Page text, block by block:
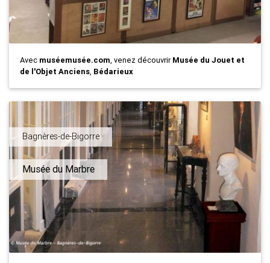
Avec muséemusée.com, venez découvrirMusée du Jouet et
de l'Objet Anciens, Bédarieux
Bagnères-de-Bigorre
Musée du Marbre